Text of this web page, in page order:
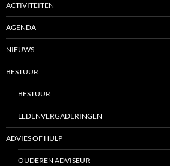
ACTIVITEITEN
AGENDA
NIEUWS
BESTUUR
BESTUUR
LEDENVERGADERINGEN
ADVIES OF HULP
OUDEREN ADVISEUR